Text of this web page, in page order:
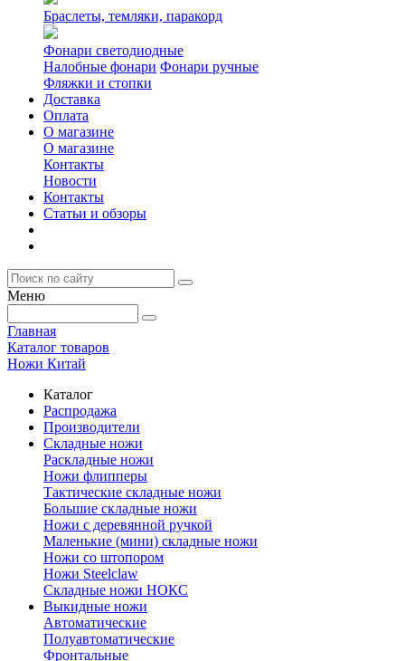
Браслеты, темляки, паракорд
Фонари светодиодные
Налобные фонари Фонари ручные
Фляжки и стопки
Доставка
Оплата
О магазине
О магазине
Контакты
Новости
Контакты
Статьи и обзоры
Меню
Главная
Каталог товаров
Ножи Китай
Каталог
Распродажа
Производители
Складные ножи
Раскладные ножи
Ножи флипперы
Тактические складные ножи
Большие складные ножи
Ножи с деревянной ручкой
Маленькие (мини) складные ножи
Ножи со штопором
Ножи Steelclaw
Складные ножи НОКС
Выкидные ножи
Автоматические
Полуавтоматические
Фронтальные